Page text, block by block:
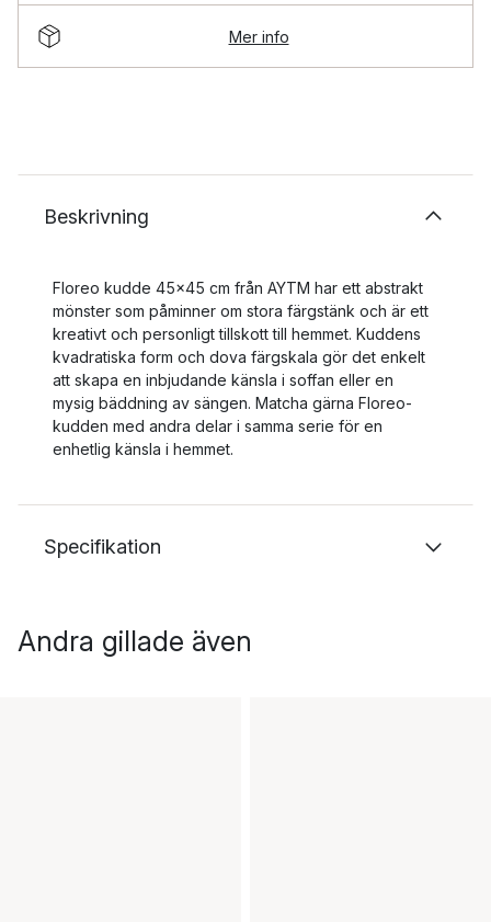
Mer info
Beskrivning
Floreo kudde 45x45 cm från AYTM har ett abstrakt
mönster som påminner om stora färgstänk och är ett
kreativt och personligt tillskott till hemmet. Kuddens
kvadratiska form och dova färgskala gör det enkelt
att skapa en inbjudande känsla i soffan eller en
mysig bäddning av sängen. Matcha gärna Floreo-
kudden med andra delar i samma serie för en
enhetlig känsla i hemmet.
Specifikation
Andra gillade även